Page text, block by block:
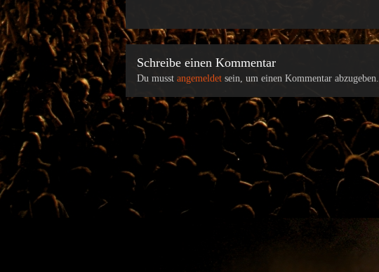
Schreibe einen Kommentar
Du musst angemeldet sein, um einen Kommentar abzugeben.